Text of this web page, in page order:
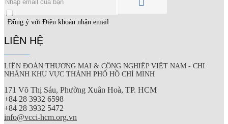
Đồng ý với Điều khoản nhận email
LIÊN HỆ
LIÊN ĐOÀN THƯƠNG MẠI & CÔNG NGHIỆPVIỆT NAM - CHI
NHÁNH KHU VỰC THÀNH PHỐ HỒ CHÍ MINH
171 Võ Thị Sáu, Phường Xuân Hoà, TP. HCM
+84 28 3932 6598
+84 28 3932 5472
info@vcci-hcm.org.vn